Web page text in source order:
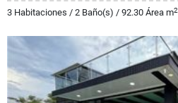
3 Habitaciones / 2 Baño(s) / 92.30 Área m2